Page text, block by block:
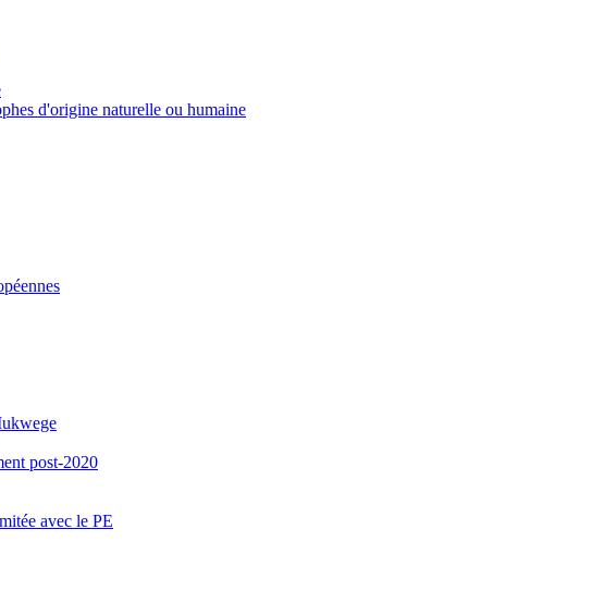
d'origine naturelle ou humaine
post-2020
avec le PE